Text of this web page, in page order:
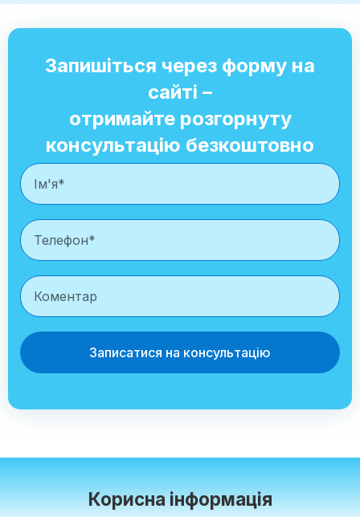
Запишіться через форму на
сайті –
отримайте розгорнуту
консультацію безкоштовно
Записатися на консультацію
Корисна інформація